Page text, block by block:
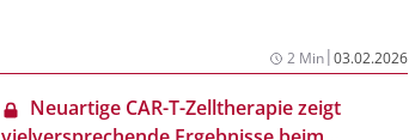
Expert:innen aus Klinik und Praxis über das
Zusammenspiel zwischen wissenschaftlichen
Erkenntnissen, Versorgungsstrukturen und
2 Min|03.02.2026
Neuartige CAR-T-Zelltherapie zeigt